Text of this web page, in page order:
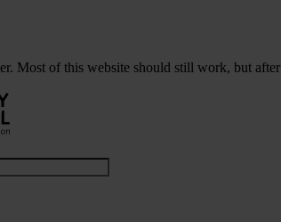
Most of this website should still work, but after